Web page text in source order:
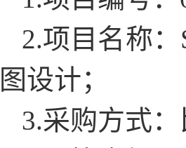
2.项目名称：
图设计；
3.采购方式